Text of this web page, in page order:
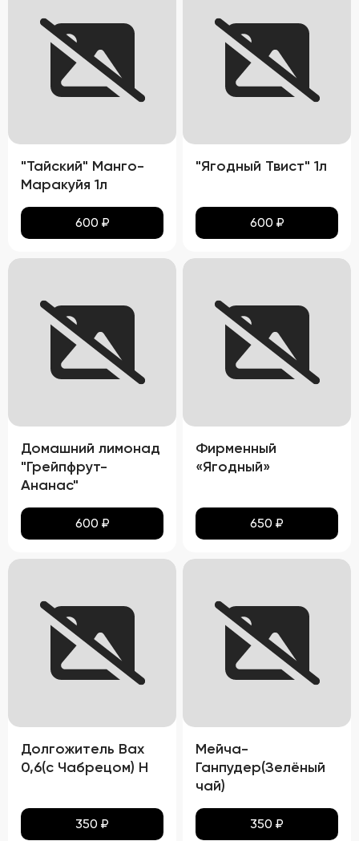
"Тайский" Манго-
Маракуйя 1л
600 ₽
"Ягодный Твист" 1л
600 ₽
Домашний лимонад
"Грейпфрут-
Ананас"
600 ₽
Фирменный
«Ягодный»
650 ₽
Долгожитель Вах
0,6(с Чабрецом) Н
350 ₽
Мейча-
Ганпудер(Зелёный
чай)
350 ₽